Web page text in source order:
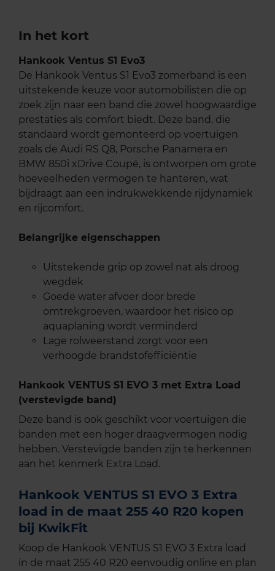
In het kort
Hankook Ventus S1 Evo3
De Hankook Ventus S1 Evo3 zomerband is een
uitstekende keuze voor automobilisten die op
zoek zijn naar een band die zowel hoogwaardige
prestaties als comfort biedt. Deze band, die
standaard wordt gemonteerd op voertuigen
zoals de Audi RS Q8, Porsche Panamera en
BMW 850i xDrive Coupé, is ontworpen om grote
hoeveelheden vermogen te hanteren, wat
bijdraagt aan een indrukwekkende rijdynamiek
en rijcomfort.
Belangrijke eigenschappen
Uitstekende grip op zowel nat als droog
wegdek
Goede water afvoer door brede
omtrekgroeven, waardoor het risico op
aquaplaning wordt verminderd
Lage rolweerstand zorgt voor een
verhoogde brandstofefficiëntie
Hankook VENTUS S1 EVO 3 met Extra Load
(verstevigde band)
Deze band is ook geschikt voor voertuigen die
banden met een hoger draagvermogen nodig
hebben. Verstevigde banden zijn te herkennen
aan het kenmerk Extra Load.
Hankook VENTUS S1 EVO 3 Extra
load in de maat 255 40 R20 kopen
bij KwikFit
Koop de Hankook VENTUS S1 EVO 3 Extra load
in de maat 255 40 R20 eenvoudig online en plan